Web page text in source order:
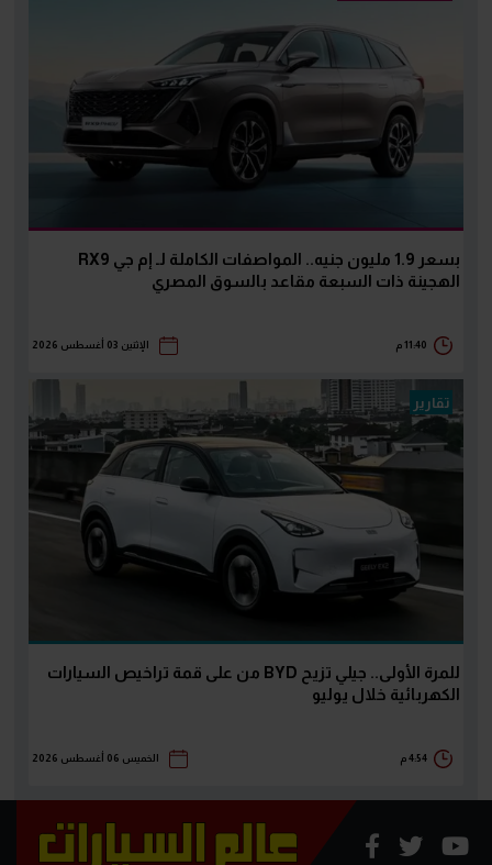
بسعر 1.9 مليون جنيه.. المواصفات الكاملة لـ إم جي RX9
الهجينة ذات السبعة مقاعد بالسوق المصري
11:40 م الإثنين 03 أغسطس 2026
تقارير
للمرة الأولى.. جيلي تزيح BYD من على قمة تراخيص السيارات
الكهربائية خلال يوليو
4:54 م الخميس 06 أغسطس 2026